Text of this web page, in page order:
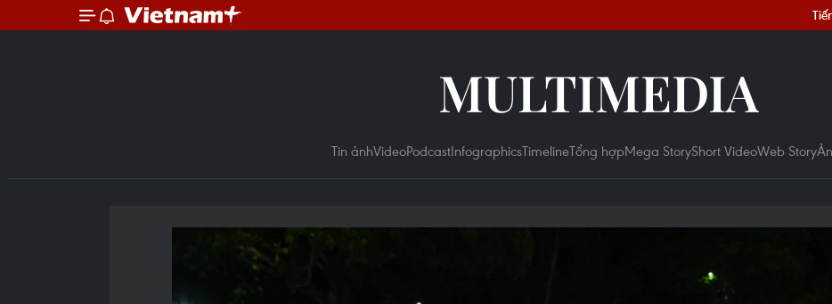
MULTIMEDIA
Tin ảnhVideoPodcastInfographicsTimelineTổng hợpMega StoryShort VideoWeb Story